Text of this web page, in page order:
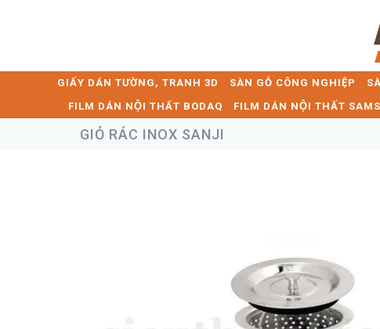
GIẤY DÁN TƯỜNG, TRANH 3D SÀN GỖ CÔNG NGHIỆP
FILM DÁN NỘI THẤT BODAQ
FILM DÁN NỘI THẤT
GIỎ RÁC INOX SANJI